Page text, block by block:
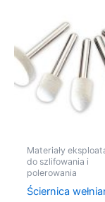
Materiały
do szlifowania i
polerowania
Ściernica